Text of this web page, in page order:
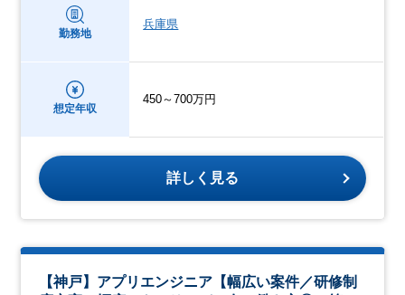
勤務地
兵庫県
想定年収
450～700万円
詳しく見る
【神戸】アプリエンジニア【幅広い案件／研修制